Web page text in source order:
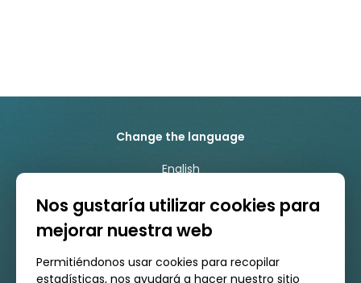
Change the language
English
Euskara
Nos gustaría utilizar cookies para
mejorar nuestra web
Permitiéndonos usar cookies para recopilar
estadísticas, nos ayudará a hacer nuestro sitio